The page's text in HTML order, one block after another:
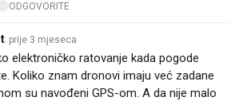
ODGOVORITE
prije 3 mjeseca
elektroničko ratovanje kada pogode
Koliko znam dronovi imaju već zadane
su navođeni GPS-om. A da nije malo